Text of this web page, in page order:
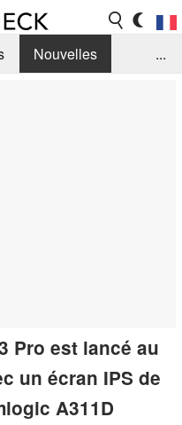
Nouvelles
...
Pro est lancé au
un écran IPS de
A311D